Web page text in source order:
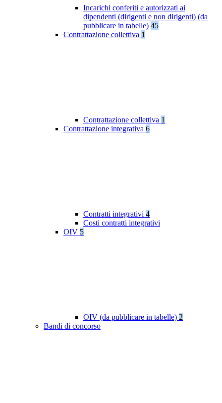
Incarichi conferiti e autorizzati ai
dipendenti (dirigenti e non dirigenti) (da
pubblicare in tabelle) 45
Contrattazione collettiva 1
Contrattazione collettiva 1
Contrattazione integrativa 6
Contratti integrativi 4
Costi contratti integrativi
OIV 5
OIV (da pubblicare in tabelle) 2
Bandi di concorso